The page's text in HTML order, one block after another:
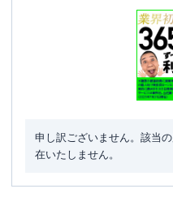
申し訳ございません。該当
在いたしません。